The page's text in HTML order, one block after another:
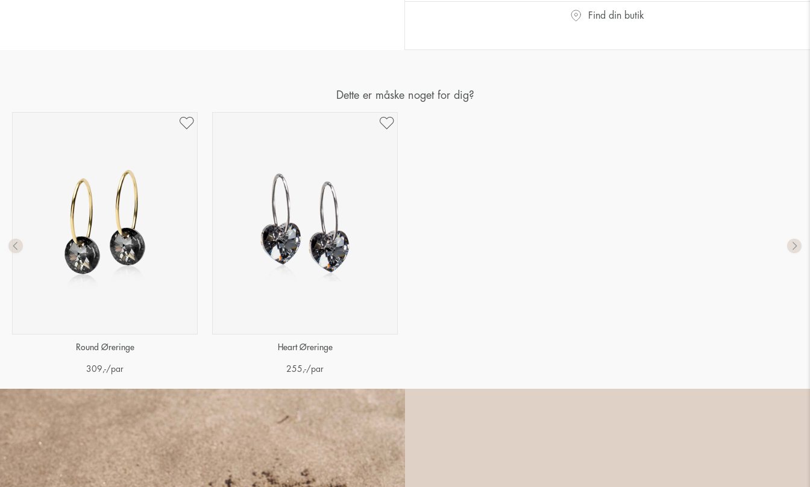
Find din butik
Dette er måske noget for dig?
Round Øreringe
309 ,-/par
Heart Øreringe
255 ,-/par